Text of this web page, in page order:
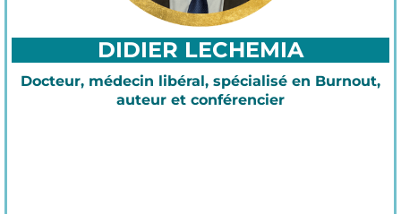
DIDIER LECHEMIA
Docteur, médecin libéral, spécialisé en Burnout,
auteur et conférencier